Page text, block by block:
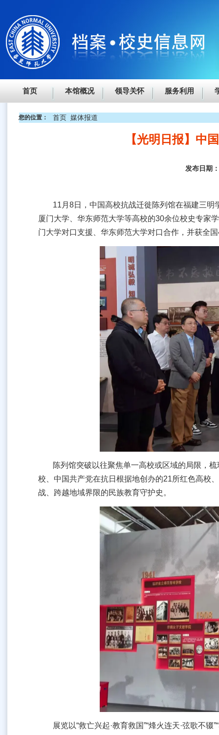
首页 本馆概况 领导关怀 服务利用
您的位置： 首页 媒体报道
【光明日报】中
发布日期
11月8日，中国高校抗战迁徙陈列馆在福建三
厦门大学、华东师范大学等高校的30余位校史专家
门大学对口支援、华东师范大学对口合作，并获全
陈列馆突破以往聚焦单一高校或区域的局限，
校、中国共产党在抗日根据地创办的21所红色高校
战、跨越地域界限的民族教育守护史。
展览以“救亡兴起·教育救国”“烽火连天·弦歌不